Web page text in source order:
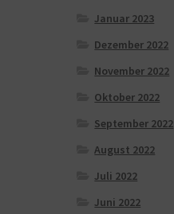
Januar 2023
Dezember 2022
November 2022
Oktober 2022
September 2022
August 2022
Juli 2022
Juni 2022